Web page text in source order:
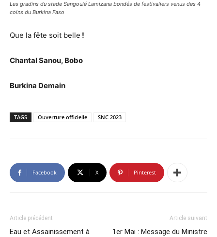
Les gradins du stade Sangoulé Lamizana bondés de festivaliers venus des 4
coins du Burkina Faso
Que la fête soit belle !
Chantal Sanou, Bobo
Burkina Demain
TAGS Ouverture officielle SNC 2023
Facebook X Pinterest
Article précédent
Eau et Assainissement à
Article suivant
1er Mai : Message du Ministre